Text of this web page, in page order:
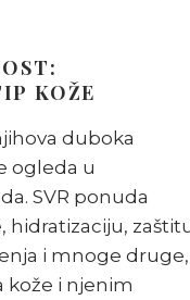
KOŽE
duboka
ogleda u
SVR ponuda
hidratizaciju,
i mnoge druge,
i njenim